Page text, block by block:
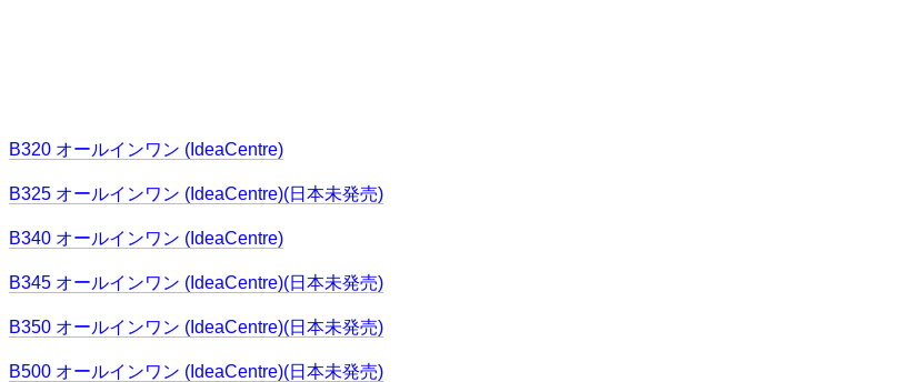
B320 オールインワン (IdeaCentre)
B325 オールインワン (IdeaCentre)(日本未発売)
B340 オールインワン (IdeaCentre)
B345 オールインワン (IdeaCentre)(日本未発売)
B350 オールインワン (IdeaCentre)(日本未発売)
B500 オールインワン (IdeaCentre)(日本未発売)